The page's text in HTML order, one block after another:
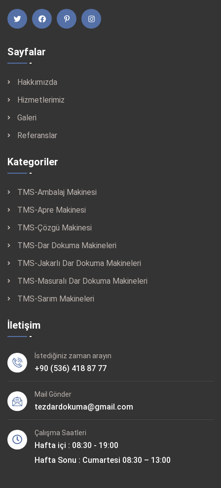
Sayfalar
Hakkımızda
Hizmetlerimiz
Galeri
Referanslar
Kategoriler
TMS-Ambalaj Makinesi
TMS-Apre Makinesi
TMS-Çözgü Makinesi
TMS-Dar Dokuma Makineleri
TMS-Jakarlı Dar Dokuma Makineleri
TMS-Masuralı Dar Dokuma Makineleri
TMS-Sarım Makineleri
İletişim
İstediğiniz zaman arayın
+90 (536) 418 87 77
Mail Gönder
tezdardokuma@gmail.com
Çalışma Saatleri
Hafta içi : 08:30 - 19:00
Hafta Sonu : Cumartesi 08:30 – 13:00